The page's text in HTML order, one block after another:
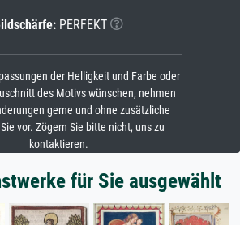
PERFEKT
der Helligkeit und Farbe oder
des Motivs wünschen, nehmen
gerne und ohne zusätzliche
vor. Zögern Sie bitte nicht, uns zu
kontaktieren.
für Sie ausgewählt